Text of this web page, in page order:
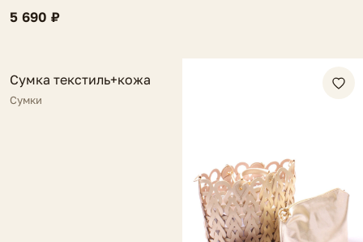
5 690 ₽
NEW
FV
Сумка текстиль+кожа
Сумки